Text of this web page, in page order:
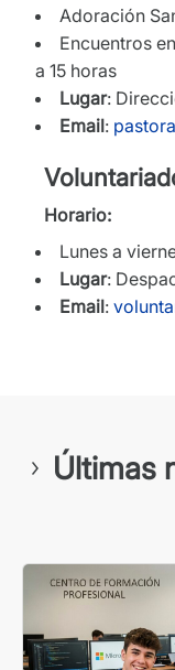
Adoración
Encuentros
a 15 horas
Lugar:
Email:
Horario:
Lunes a
Lugar:
Email:
Últimas